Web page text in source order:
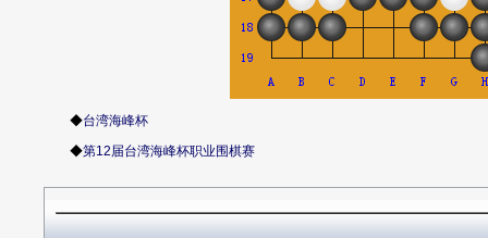
◆台湾海峰杯
◆第12届台湾海峰杯职业围棋赛